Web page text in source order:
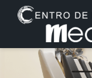
Saltar